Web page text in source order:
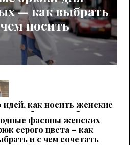
— как выбрать
носить
идей, как носить женские
брюки, чтобы
эффектно
фасоны женских
серого цвета – как
и с чем сочетать